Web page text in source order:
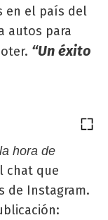
en el país del
autos para
“Un éxito
hora de
chat que
de Instagram.